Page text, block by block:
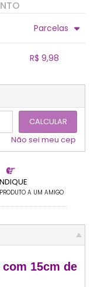
A UM AMIGO
Parcelas
R$ 9,98
....
CALCULAR
Não sei meu cep
15cm de